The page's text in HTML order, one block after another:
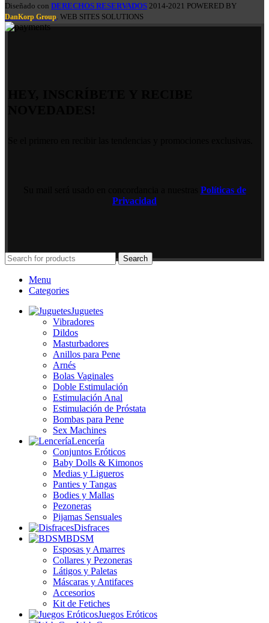
Diseñado con DERECHOS RESERVADOS 2014-2021 POWERED BY
DanKorp Group. WEB SITES SOLUTIONS
Políticas de
Privacidad
Search
Menu
Categories
Juguetes
Vibradores
Dildos
Masturbadores
Anillos para Pene
Arnés
Bolas Vaginales
Doble Estimulación
Estimulación Anal
Estimulación de Próstata
Bombas para Pene
Sex Machines
Lencería
Conjuntos Eróticos
Baby Dolls & Kimonos
Medias y Ligueros
Panties y Tangas
Bodies y Mallas
Pezoneras
Pijamas Sensuales
Disfraces
BDSM
Esposas y Amarres
Collares y Pezoneras
Látigos y Paletas
Máscaras y Antifaces
Accesorios
Kit de Fetiches
Juegos Eróticos